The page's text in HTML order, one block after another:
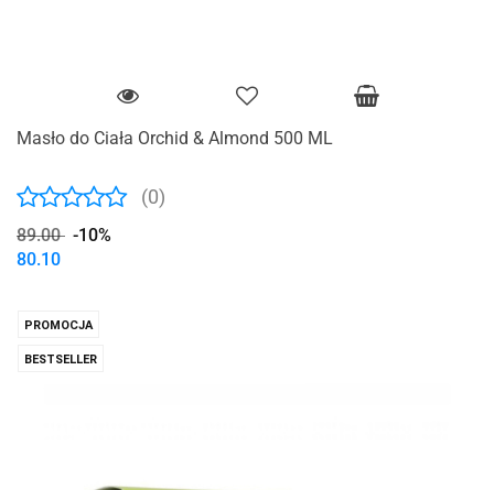
Masło do Ciała Orchid & Almond 500 ML
(0)
89.00 -10%
80.10
PROMOCJA
BESTSELLER